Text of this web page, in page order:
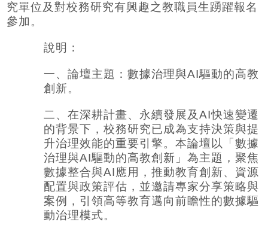
究單位及對校務研究有興趣之教職員生踴躍報名
參加。
說明：
一、論壇主題：數據治理與AI驅動的高教
創新。
二、在深耕計畫、永續發展及AI快速變遷
的背景下，校務研究已成為支持決策與提
升治理效能的重要引擎。本論壇以「數據
治理與AI驅動的高教創新」為主題，聚焦
數據整合與AI應用，推動教育創新、資源
配置與政策評估，並邀請專家分享策略與
案例，引領高等教育邁向前瞻性的數據驅
動治理模式。